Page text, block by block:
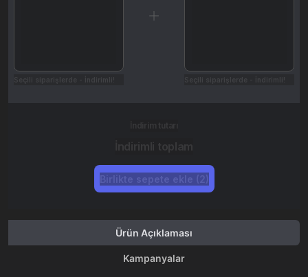
Ürün Açıklaması
Kampanyalar